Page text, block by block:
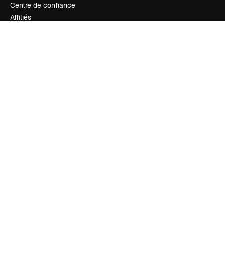
Centre de confiance
Affiliés